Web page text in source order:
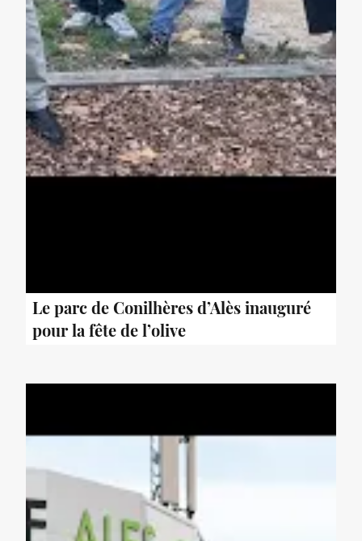
Le parc de Conilhères d’Alès inauguré
pour la fête de l’olive